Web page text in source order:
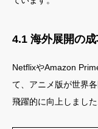
4.1 海外展開の
NetflixやAmazon
て、アニメ版が世界
飛躍的に向上しました